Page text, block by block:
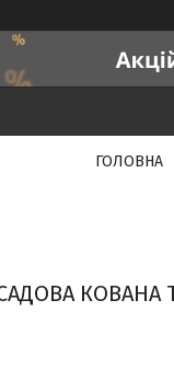
ГОЛОВНА
КОВАНА